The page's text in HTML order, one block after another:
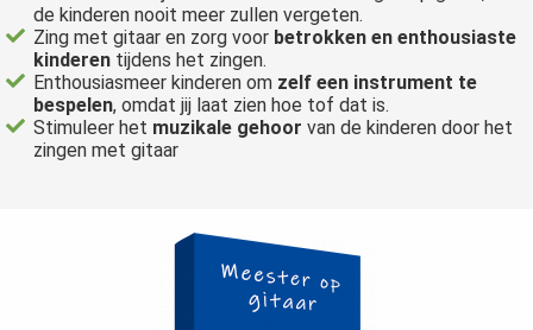
de kinderen nooit meer zullen vergeten.
Zing met gitaar en zorg voor betrokken en enthousiaste
kinderen tijdens het zingen.
Enthousiasmeer kinderen om zelf een instrument te
bespelen, omdat jij laat zien hoe tof dat is.
Stimuleer het muzikale gehoor van de kinderen door het
zingen met gitaar